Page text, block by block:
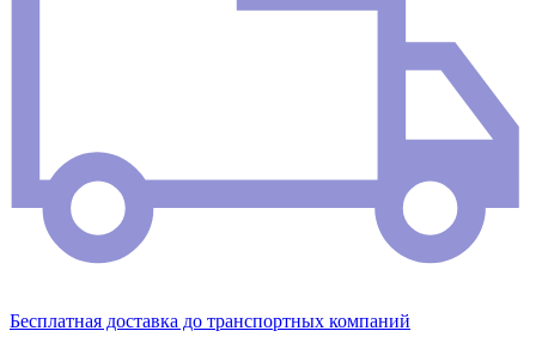
Бесплатная доставка до транспортных компаний